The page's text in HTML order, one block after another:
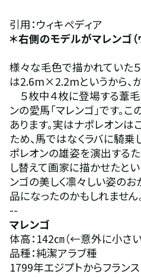
引用：ウィキペディア
＊右側のモデルがマレンゴ（
様々な毛色で描かれていた
は2.6m×2.2mというから、
５枚中４枚に登場する葦
ンの愛馬「マレンゴ」です。
あります。実はナポレオンは
ため、馬ではなくラバに騎乗
ポレオンの雄姿を演出する
し替えて画家に描かせたとい
ンゴの美しく凛々しい姿の
品になったのかもしれません
--
マレンゴ
体高：142㎝（←意外に小さい
品種：純潔アラブ種
1799年エジプトからフランス